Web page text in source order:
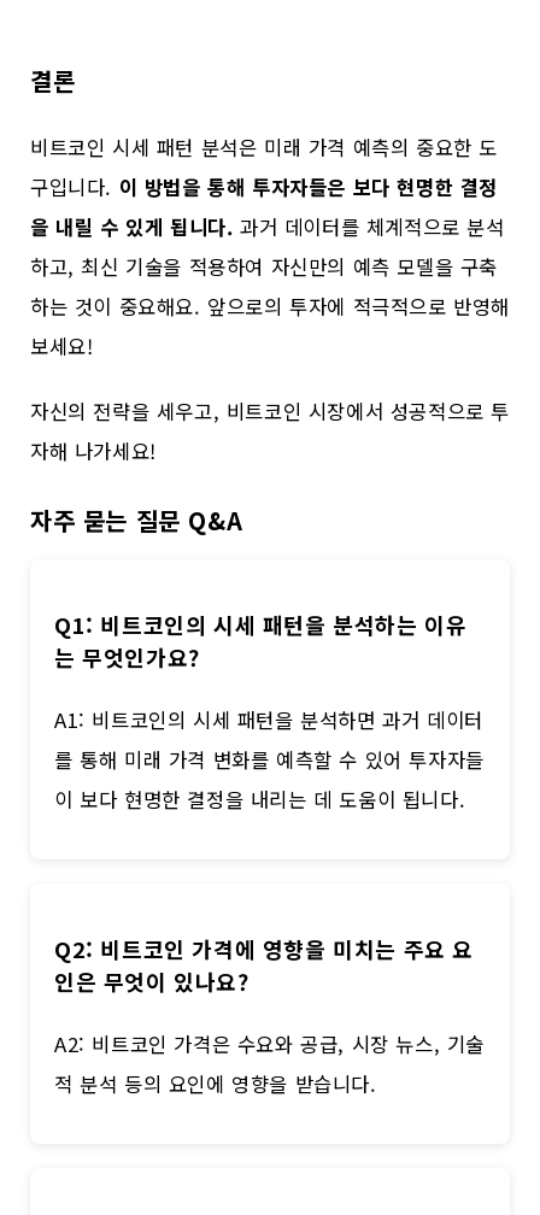
결론
비트코인 시세 패턴 분석은 미래 가격 예측의 중요한 도
구입니다. 이 방법을 통해 투자자들은 보다 현명한 결정
을 내릴 수 있게 됩니다. 과거 데이터를 체계적으로 분석
하고, 최신 기술을 적용하여 자신만의 예측 모델을 구축
하는 것이 중요해요. 앞으로의 투자에 적극적으로 반영해
보세요!
자신의 전략을 세우고, 비트코인 시장에서 성공적으로 투
자해 나가세요!
자주 묻는 질문 Q&A
Q1: 비트코인의 시세 패턴을 분석하는 이유
는 무엇인가요?
A1: 비트코인의 시세 패턴을 분석하면 과거 데이터
를 통해 미래 가격 변화를 예측할 수 있어 투자자들
이 보다 현명한 결정을 내리는 데 도움이 됩니다.
Q2: 비트코인 가격에 영향을 미치는 주요 요
인은 무엇이 있나요?
A2: 비트코인 가격은 수요와 공급, 시장 뉴스, 기술
적 분석 등의 요인에 영향을 받습니다.